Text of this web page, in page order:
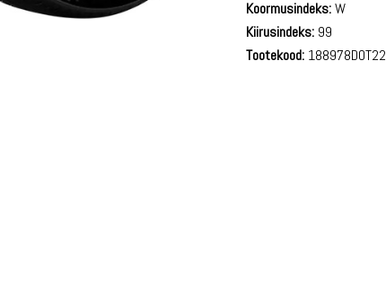
Koormusindeks:W
Kiirusindeks: 99
Tootekood: 188978DOT22